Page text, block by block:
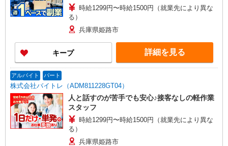
時給1299円〜時給1500円（就業先により異な
る）
兵庫県姫路市
キープ 詳細を見る
アルバイト パート
株式会社バイトレ（ADM811228GT04）
人と話すのが苦手でも安心♪接客なしの軽作業
スタッフ
時給1299円〜時給1500円（就業先により異な
る）
兵庫県姫路市